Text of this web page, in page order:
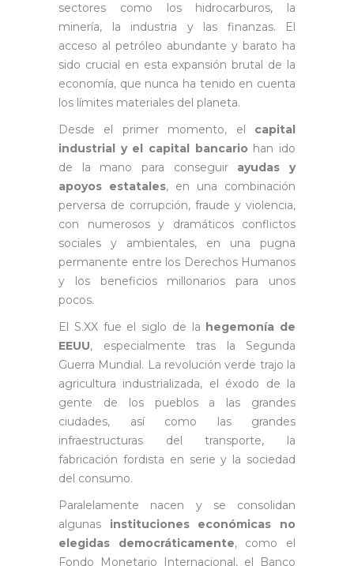
sectores como los hidrocarburos, la
minería, la industria y las finanzas. El
acceso al petróleo abundante y barato ha
sido crucial en esta expansión brutal de la
economía, que nunca ha tenido en cuenta
los límites materiales del planeta.
Desde el primer momento, el capital
industrial y el capital bancario han ido
de la mano para conseguir ayudas y
apoyos estatales, en una combinación
perversa de corrupción, fraude y violencia,
con numerosos y dramáticos conflictos
sociales y ambientales, en una pugna
permanente entre los Derechos Humanos
y los beneficios millonarios para unos
pocos.
El S.XX fue el siglo de la hegemonía de
EEUU, especialmente tras la Segunda
Guerra Mundial. La revolución verde trajo la
agricultura industrializada, el éxodo de la
gente de los pueblos a las grandes
ciudades, así como las grandes
infraestructuras del transporte, la
fabricación fordista en serie y la sociedad
del consumo.
Paralelamente nacen y se consolidan
algunas instituciones económicas no
elegidas democráticamente, como el
Fondo Monetario Internacional, el Banco